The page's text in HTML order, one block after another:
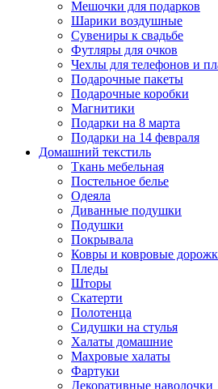
Мешочки для подарков
Шарики воздушные
Сувениры к свадьбе
Футляры для очков
Чехлы для телефонов и
Подарочные пакеты
Подарочные коробки
Магнитики
Подарки на 8 марта
Подарки на 14 февраля
Домашний текстиль
Ткань мебельная
Постельное белье
Одеяла
Диванные подушки
Подушки
Покрывала
Ковры и ковровые
Пледы
Шторы
Скатерти
Полотенца
Сидушки на стулья
Халаты домашние
Махровые халаты
Фартуки
Декоративные наволочки